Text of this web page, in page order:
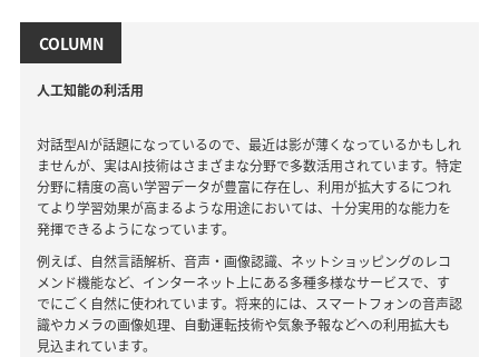
COLUMN
人工知能の利活用
対話型AIが話題になっているので、最近は影が薄くなっているかもしれ
ませんが、実はAI技術はさまざまな分野で多数活用されています。特定
分野に精度の高い学習データが豊富に存在し、利用が拡大するにつれ
てより学習効果が高まるような用途においては、十分実用的な能力を
発揮できるようになっています。
例えば、自然言語解析、音声・画像認識、ネットショッピングのレコ
メンド機能など、インターネット上にある多種多様なサービスで、す
でにごく自然に使われています。将来的には、スマートフォンの音声認
識やカメラの画像処理、自動運転技術や気象予報などへの利用拡大も
見込まれています。